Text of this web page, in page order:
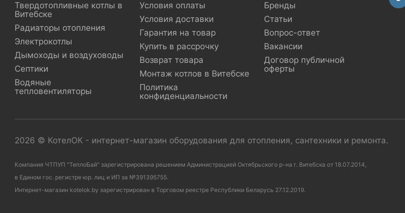
Твердотопливные котлы в
Витебске
Радиаторы отопления
Электрокотлы
Дымоходы и воздуховоды
Септики
Водяные
тепловентиляторы
Условия оплаты
Условия доставки
Гарантия на товар
Купить в рассрочку
Возврат товара
Монтаж котлов в Витебске
Политика
конфиденциальности
Бренды
Статьи
Вопрос-ответ
Вакансии
Договор публичной
оферты
2026 © КотелОК - интернет-магазин оборудования для отопления, сантехники и ремонта.
Компания ЧТПУП "ТеплоБай" зарегистрирована решением Администрацией Октябрьского р-на г. Витебска от 18.07.2014,
в Едином гос. регистре юр. лиц и ИП за №391395755.
Интернет-магазин kotelok.by зарегистрирован в Торговом реестре Республики Беларусь 27.12.2019.